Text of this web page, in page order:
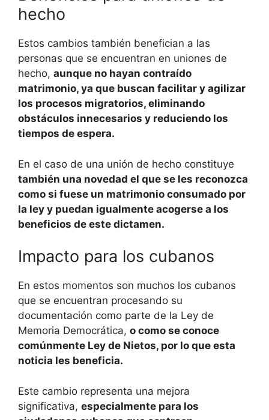
hecho
Estos cambios también benefician a las
personas que se encuentran en uniones de
hecho, aunque no hayan contraído
matrimonio, ya que buscan facilitar y agilizar
los procesos migratorios, eliminando
obstáculos innecesarios y reduciendo los
tiempos de espera.
En el caso de una unión de hecho constituye
también una novedad el que se les reconozca
como si fuese un matrimonio consumado por
la ley y puedan igualmente acogerse a los
beneficios de este dictamen.
Impacto para los cubanos
En estos momentos son muchos los cubanos
que se encuentran procesando su
documentación como parte de la Ley de
Memoria Democrática, o como se conoce
comúnmente Ley de Nietos, por lo que esta
noticia les beneficia.
Este cambio representa una mejora
significativa, especialmente para los